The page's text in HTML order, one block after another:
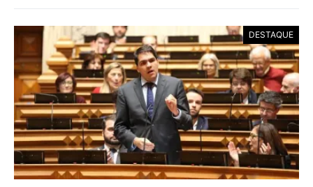
DESTAQUE